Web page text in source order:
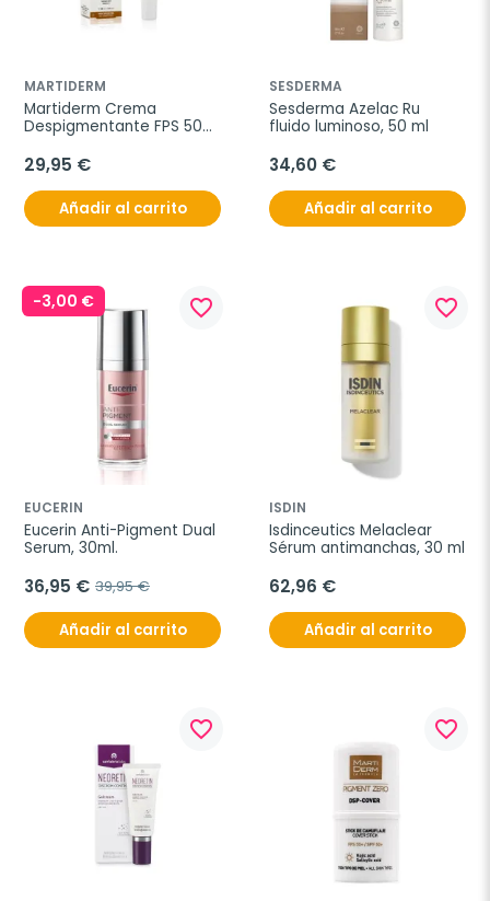
MARTIDERM
Martiderm Crema
Despigmentante FPS 50+,
29,95 €
Añadir al carrito
SESDERMA
Sesderma Azelac Ru
fluido luminoso, 50 ml
34,60 €
Añadir al carrito
-3,00 € favorite_border
EUCERIN
Eucerin Anti-Pigment Dual
Serum, 30ml.
36,95 € 39,95 €
Añadir al carrito
favorite_border
ISDIN
Isdinceutics Melaclear
Sérum antimanchas, 30 ml
62,96 €
Añadir al carrito
favorite_border favorite_border